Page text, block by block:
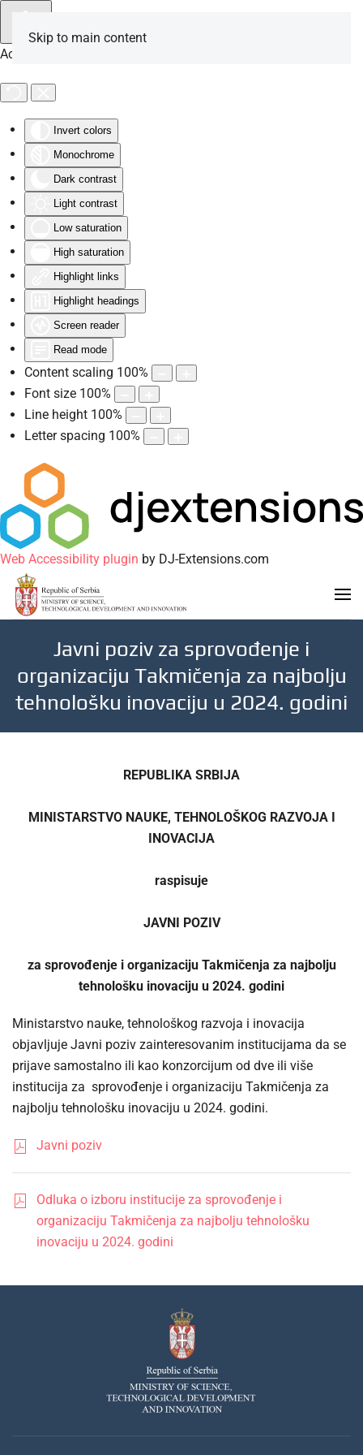
Accessibility Tools
Invert colors
Monochrome
Dark contrast
Light contrast
Low saturation
High saturation
Highlight links
Highlight headings
Screen reader
Read mode
Content scaling 100%
Font size 100%
Line height 100%
Letter spacing 100%
Web Accessibility plugin by DJ-Extensions.com
Skip to main content
Javni poziv za sprovođenje i
organizaciju Takmičenja za najbolju
tehnološku inovaciju u 2024. godini
REPUBLIKA SRBIJA
MINISTARSTVO NAUKE, TEHNOLOŠKOG RAZVOJA I
INOVACIJA
raspisuje
JAVNI POZIV
za sprovođenje i organizaciju Takmičenja za najbolju
tehnološku inovaciju u 2024. godini
Ministarstvo nauke, tehnološkog razvoja i inovacija
objavljuje Javni poziv zainteresovanim institucijama da se
prijave samostalno ili kao konzorcijum od dve ili više
institucija za sprovođenje i organizaciju Takmičenja za
najbolju tehnološku inovaciju u 2024. godini.
Javni poziv
Odluka o izboru institucije za sprovođenje i
organizaciju Takmičenja za najbolju tehnološku
inovaciju u 2024. godini